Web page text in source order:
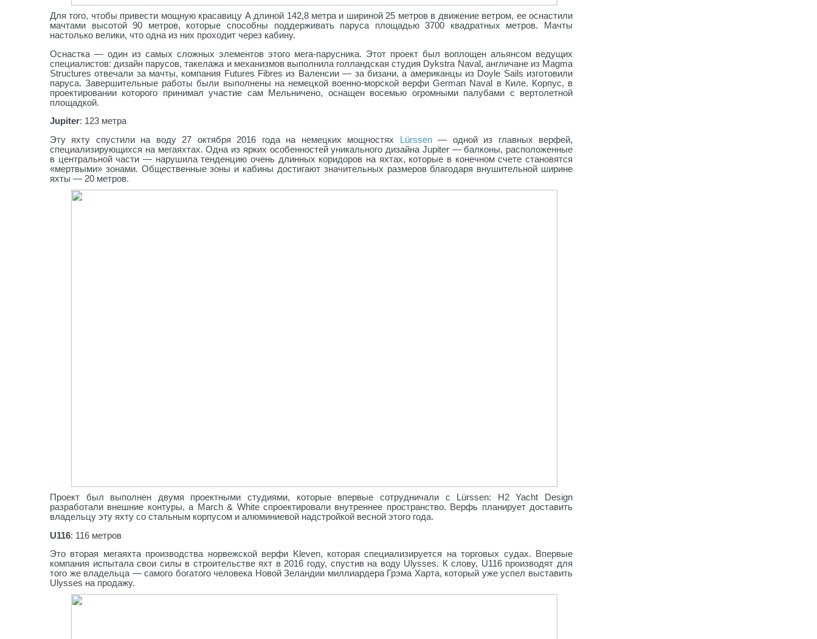
Для того, чтобы привести мощную красавицу А длиной 142,8 метра и шириной 25 метров в движение ветром, ее оснастили
мачтами высотой 90 метров, которые способны поддерживать паруса площадью 3700 квадратных метров. Мачты
настолько велики, что одна из них проходит через кабину.
Оснастка — один из самых сложных элементов этого мега-парусника. Этот проект был воплощен альянсом ведущих
специалистов: дизайн парусов, такелажа и механизмов выполнила голландская студия Dykstra Naval, англичане из Magma
Structures отвечали за мачты, компания Futures Fibres из Валенсии — за бизани, а американцы из Doyle Sails изготовили
паруса. Завершительные работы были выполнены на немецкой военно-морской верфи German Naval в Киле. Корпус, в
проектировании которого принимал участие сам Мельничено, оснащен восемью огромными палубами с вертолетной
площадкой.
Jupiter: 123 метра
Эту яхту спустили на воду 27 октября 2016 года на немецких мощностях
Lürssen— одной из главных верфей,
специализирующихся на мегаяхтах. Одна из ярких особенностей уникального дизайна Jupiter — балконы, расположенные
в центральной части — нарушила тенденцию очень длинных коридоров на яхтах, которые в конечном счете становятся
«мертвыми» зонами. Общественные зоны и кабины достигают значительных размеров благодаря внушительной ширине
яхты — 20 метров.
Проект был выполнен двумя проектными студиями, которые впервые сотрудничали с Lürssen: H2 Yacht Design
разработали внешние контуры, а March & White спроектировали внутреннее пространство. Верфь планирует доставить
владельцу эту яхту со стальным корпусом и алюминиевой надстройкой весной этого года.
U116: 116 метров
Это вторая мегаяхта производства норвежской верфи Kleven, которая специализируется на торговых судах. Впервые
компания испытала свои силы в строительстве яхт в 2016 году, спустив на воду Ulysses. К слову, U116 производят для
того же владельца — самого богатого человека Новой Зеландии миллиардера Грэма Харта, который уже успел выставить
Ulysses на продажу.